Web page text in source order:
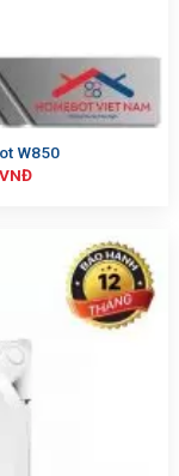
W850
VNĐ